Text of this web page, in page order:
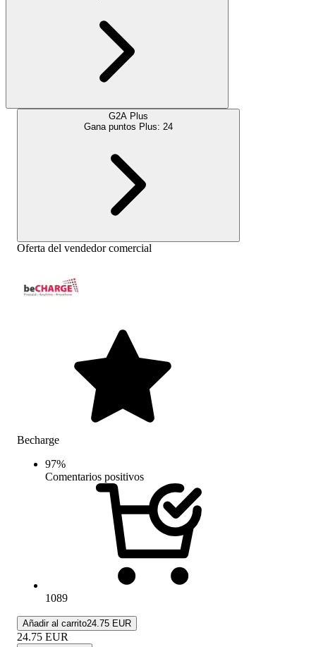
G2A Plus
Gana puntos Plus: 24
Oferta del vendedor comercial
Becharge
97%
Comentarios positivos
1089
Añadir al carrito24.75 EUR
24.75 EUR